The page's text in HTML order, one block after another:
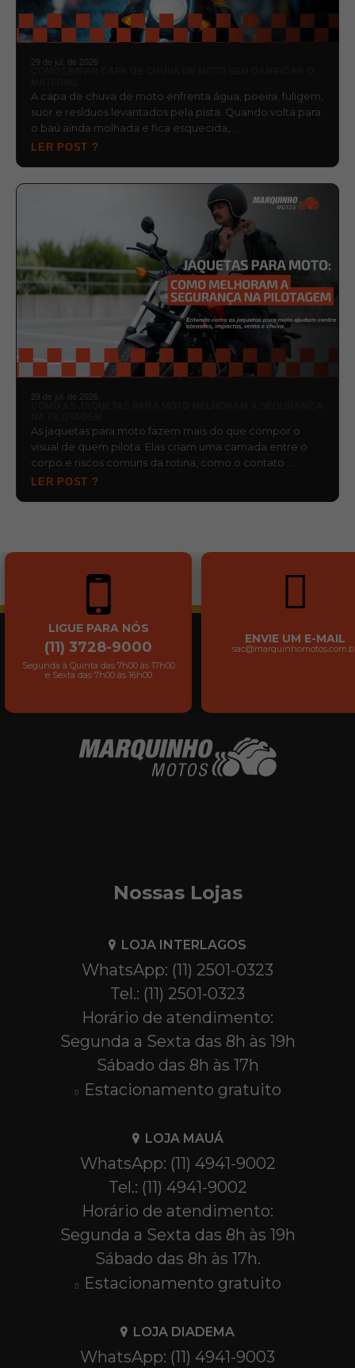
29 de jul. de 2026
A capa de chuva de moto enfrenta água, poeira, fuligem,
suor e resíduos levantados pela pista. Quando volta para
o baú ainda molhada e fica esquecida,…
LER POST ?
29 de jul. de 2026
As jaquetas para moto fazem mais do que compor o
visual de quem pilota. Elas criam uma camada entre o
corpo e riscos comuns da rotina, como o contato …
LER POST ?
LIGUE PARA NÓS
(11) 3728-9000
Segunda à Quinta das 7h00 às 17h00
e Sexta das 7h00 às 16h00
ENVIE UM E-MAIL
Nossas Lojas
LOJA INTERLAGOS
WhatsApp: (11) 2501-0323
Tel.: (11) 2501-0323
Horário de atendimento:
Segunda a Sexta das 8h às 19h
Sábado das 8h às 17h
Estacionamento gratuito
LOJA MAUÁ
WhatsApp: (11) 4941-9002
Tel.: (11) 4941-9002
Horário de atendimento:
Segunda a Sexta das 8h às 19h
Sábado das 8h às 17h.
Estacionamento gratuito
LOJA DIADEMA
WhatsApp: (11) 4941-9003